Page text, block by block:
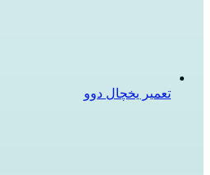
تعمیر یخچال دوو